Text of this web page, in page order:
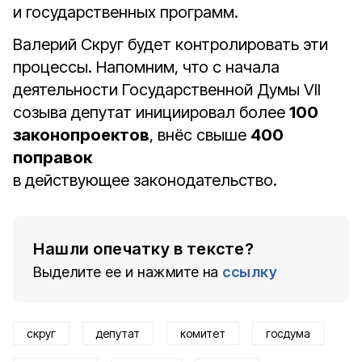
и государственных программ.
Валерий Скруг будет контролировать эти
процессы. Напомним, что с начала
деятельности Государственной Думы VII
созыва депутат инициировал более 100
законопроектов, внёс свыше 400
поправок
в действующее законодательство.
Нашли опечатку в тексте?
Выделите ее и нажмите на ссылку
скруг депутат комитет госдума